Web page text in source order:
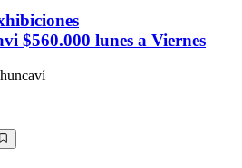
$560.000 lunes a Viernes